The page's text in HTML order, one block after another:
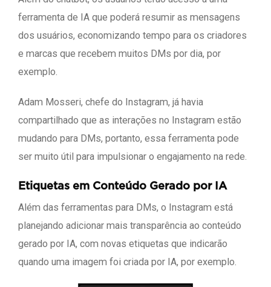
ferramenta de IA que poderá resumir as mensagens
dos usuários, economizando tempo para os criadores
e marcas que recebem muitos DMs por dia, por
exemplo.
Adam Mosseri, chefe do Instagram, já havia
compartilhado que as interações no Instagram estão
mudando para DMs, portanto, essa ferramenta pode
ser muito útil para impulsionar o engajamento na rede.
Etiquetas em Conteúdo Gerado por IA
Além das ferramentas para DMs, o Instagram está
planejando adicionar mais transparência ao conteúdo
gerado por IA, com novas etiquetas que indicarão
quando uma imagem foi criada por IA, por exemplo.